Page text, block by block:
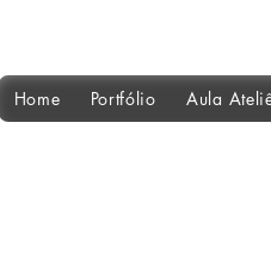
Home Portfólio Aula